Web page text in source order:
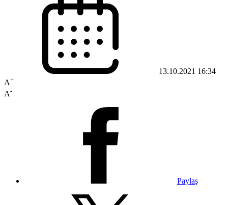
13.10.2021 16:34
A+
A-
Paylaş